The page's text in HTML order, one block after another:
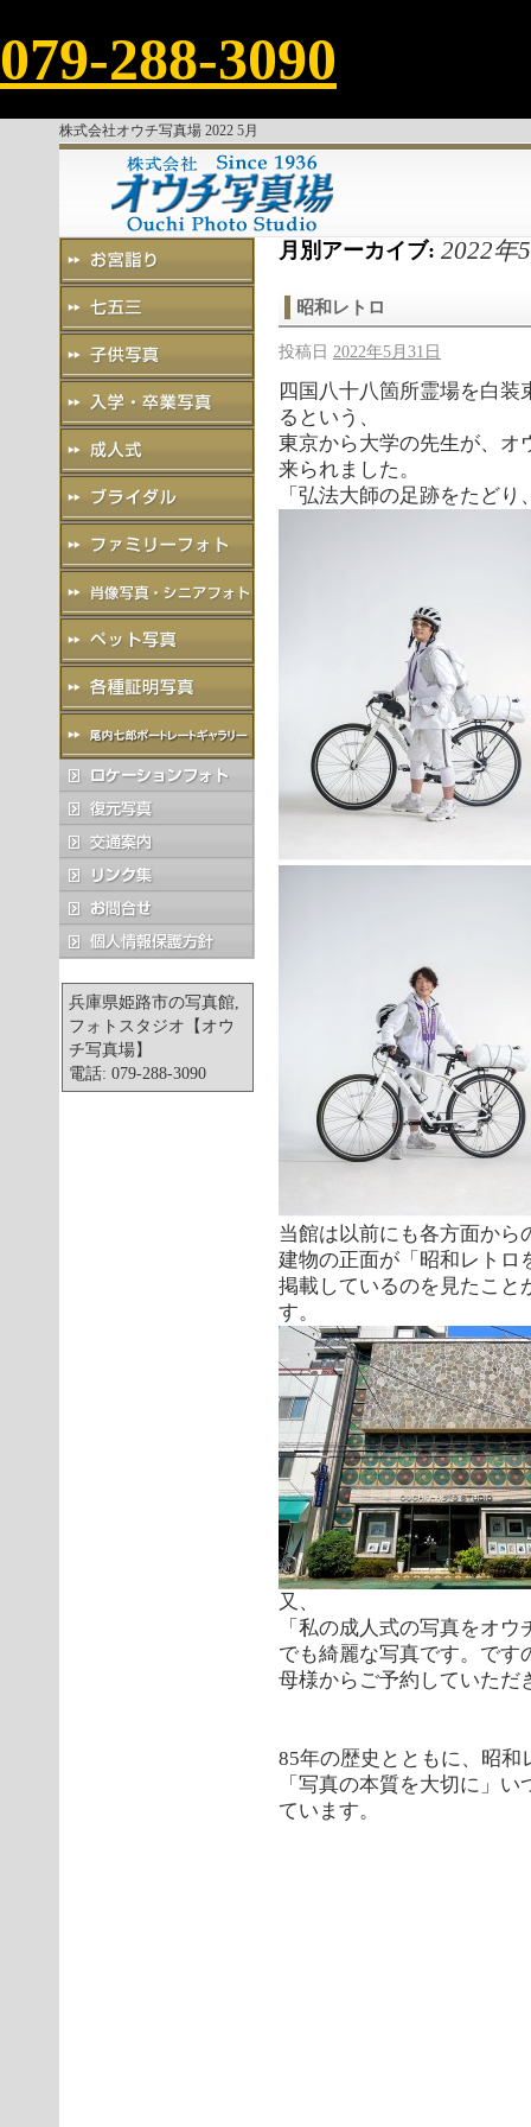
079-288-3090
株式会社オウチ写真場 2022 5月
兵庫県姫路市の写真館,
フォトスタジオ【オウ
チ写真場】
電話: 079-288-3090
月別アーカイブ: 2022年
昭和レトロ
投稿日 2022年5月31日
四国八十八箇所霊場を白装
るという、
東京から大学の先生が、オ
来られました。
「弘法大師の足跡をたど
当館は以前にも各方面から
建物の正面が「昭和レトロ
掲載しているのを見たこと
す。
又、
「私の成人式の写真をオ
でも綺麗な写真です。で
母様からご予約していただ
85年の歴史とともに、昭和
「写真の本質を大切に」
ています。